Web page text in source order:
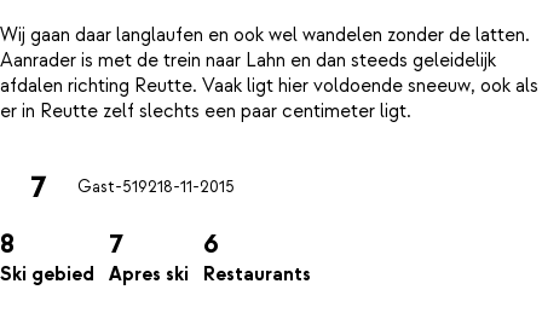
Wij gaan daar langlaufen en ook wel wandelen zonder de latten.
Aanrader is met de trein naar Lahn en dan steeds geleidelijk
afdalen richting Reutte. Vaak ligt hier voldoende sneeuw, ook als
7 Gast-519218-11-2015
8
Ski gebied
7
Apres ski
6
Restaurants